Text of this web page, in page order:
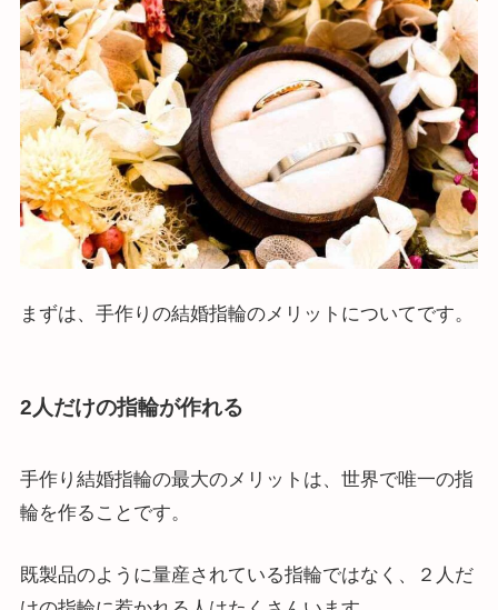
まずは、手作りの結婚指輪のメリットについてです。
2人だけの指輪が作れる
手作り結婚指輪の最大のメリットは、世界で唯一の指
輪を作ることです。
既製品のように量産されている指輪ではなく、２人だ